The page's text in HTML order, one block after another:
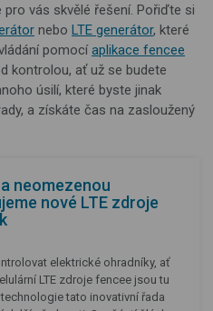
vás skvělé řešení. Pořiďte si
nebo LTE generátor, které
pomocíaplikace fencee
kontrolou, ať už se budete
úsilí, které byste jinak
a získáte čas na zasloužený
neomezenou
nové LTE zdroje
elektrické ohradníky, ať
LTE zdroje fencee jsou tu
tato inovativní řada